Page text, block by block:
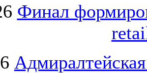
Финал